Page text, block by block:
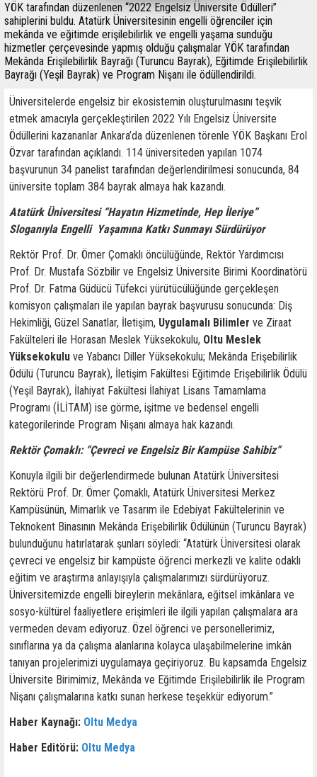
YÖK tarafından düzenlenen “2022 Engelsiz Üniversite Ödülleri”
sahiplerini buldu. Atatürk Üniversitesinin engelli öğrenciler için
mekânda ve eğitimde erişilebilirlik ve engelli yaşama sunduğu
hizmetler çerçevesinde yapmış olduğu çalışmalar YÖK tarafından
Mekânda Erişilebilirlik Bayrağı (Turuncu Bayrak), Eğitimde Erişilebilirlik
Bayrağı (Yeşil Bayrak) ve Program Nişanı ile ödüllendirildi.
Üniversitelerde engelsiz bir ekosistemin oluşturulmasını teşvik
etmek amacıyla gerçekleştirilen 2022 Yılı Engelsiz Üniversite
Ödüllerini kazananlar Ankara’da düzenlenen törenle YÖK Başkanı Erol
Özvar tarafından açıklandı. 114 üniversiteden yapılan 1074
başvurunun 34 panelist tarafından değerlendirilmesi sonucunda, 84
üniversite toplam 384 bayrak almaya hak kazandı.
Atatürk Üniversitesi “Hayatın Hizmetinde, Hep İleriye”
Sloganıyla Engelli Yaşamına Katkı Sunmayı Sürdürüyor
Rektör Prof. Dr. Ömer Çomaklı öncülüğünde, Rektör Yardımcısı
Prof. Dr. Mustafa Sözbilir ve Engelsiz Üniversite Birimi Koordinatörü
Prof. Dr. Fatma Güdücü Tüfekci yürütücülüğünde gerçekleşen
komisyon çalışmaları ile yapılan bayrak başvurusu sonucunda: Diş
Hekimliği, Güzel Sanatlar, İletişim, Uygulamalı Bilimler ve Ziraat
Fakülteleri ile Horasan Meslek Yüksekokulu, Oltu Meslek
Yüksekokulu ve Yabancı Diller Yüksekokulu; Mekânda Erişebilirlik
Ödülü (Turuncu Bayrak), İletişim Fakültesi Eğitimde Erişebilirlik Ödülü
(Yeşil Bayrak), İlahiyat Fakültesi İlahiyat Lisans Tamamlama
Programı (İLİTAM) ise görme, işitme ve bedensel engelli
kategorilerinde Program Nişanı almaya hak kazandı.
Rektör Çomaklı: “Çevreci ve Engelsiz Bir Kampüse Sahibiz”
Konuyla ilgili bir değerlendirmede bulunan Atatürk Üniversitesi
Rektörü Prof. Dr. Ömer Çomaklı, Atatürk Üniversitesi Merkez
Kampüsünün, Mimarlık ve Tasarım ile Edebiyat Fakültelerinin ve
Teknokent Binasının Mekânda Erişebilirlik Ödülünün (Turuncu Bayrak)
bulunduğunu hatırlatarak şunları söyledi: “Atatürk Üniversitesi olarak
çevreci ve engelsiz bir kampüste öğrenci merkezli ve kalite odaklı
eğitim ve araştırma anlayışıyla çalışmalarımızı sürdürüyoruz.
Üniversitemizde engelli bireylerin mekânlara, eğitsel imkânlara ve
sosyo-kültürel faaliyetlere erişimleri ile ilgili yapılan çalışmalara ara
vermeden devam ediyoruz. Özel öğrenci ve personellerimiz,
sınıflarına ya da çalışma alanlarına kolayca ulaşabilmelerine imkân
tanıyan projelerimizi uygulamaya geçiriyoruz. Bu kapsamda Engelsiz
Üniversite Birimimiz, Mekânda ve Eğitimde Erişilebilirlik ile Program
Nişanı çalışmalarına katkı sunan herkese teşekkür ediyorum.”
Haber Kaynağı: Oltu Medya
Haber Editörü: Oltu Medya